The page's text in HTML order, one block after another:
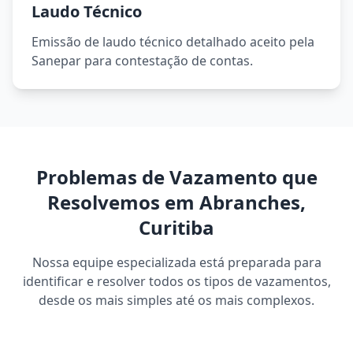
Laudo Técnico
Emissão de laudo técnico detalhado aceito pela
Sanepar para contestação de contas.
Problemas de Vazamento que
Resolvemos em Abranches,
Curitiba
Nossa equipe especializada está preparada para
identificar e resolver todos os tipos de vazamentos,
desde os mais simples até os mais complexos.